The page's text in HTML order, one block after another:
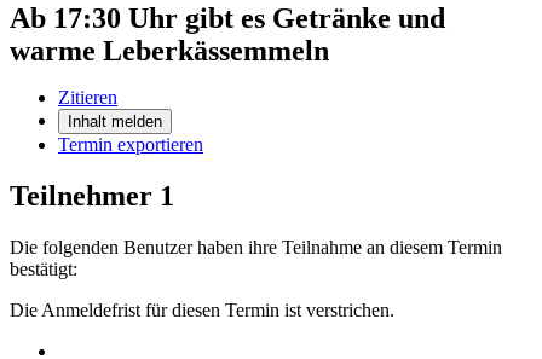
Ab 17:30 Uhr gibt es Getränke und
warme Leberkässemmeln
Zitieren
Inhalt melden
Termin exportieren
Teilnehmer 1
Die folgenden Benutzer haben ihre Teilnahme an diesem Termin
bestätigt:
Die Anmeldefrist für diesen Termin ist verstrichen.